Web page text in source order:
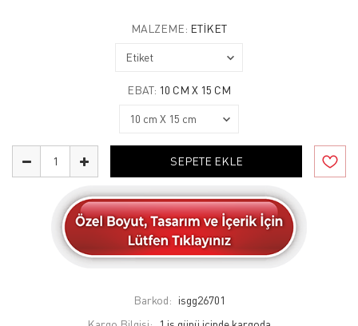
MALZEME: ETIKET
EBAT: 10 CM X 15 CM
SEPETE EKLE
Barkod: isgg26701